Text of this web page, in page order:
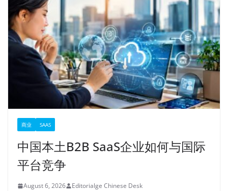
商业 SAAS
中国本土B2B SaaS企业如何与国际
平台竞争
August 6, 2026 Editorialge Chinese Desk